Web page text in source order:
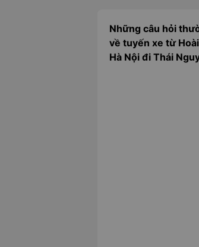
Những câu hỏi
về tuyến xe từ
Hà Nội đi Thái